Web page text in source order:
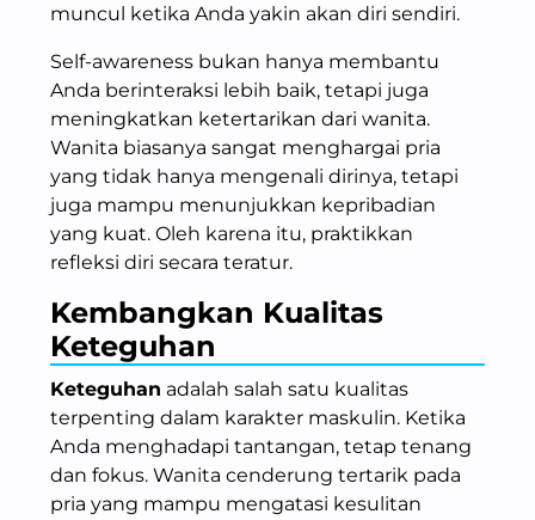
muncul ketika Anda yakin akan diri sendiri.
Self-awareness bukan hanya membantu
Anda berinteraksi lebih baik, tetapi juga
meningkatkan ketertarikan dari wanita.
Wanita biasanya sangat menghargai pria
yang tidak hanya mengenali dirinya, tetapi
juga mampu menunjukkan kepribadian
yang kuat. Oleh karena itu, praktikkan
refleksi diri secara teratur.
Kembangkan Kualitas
Keteguhan
Keteguhan adalah salah satu kualitas
terpenting dalam karakter maskulin. Ketika
Anda menghadapi tantangan, tetap tenang
dan fokus. Wanita cenderung tertarik pada
pria yang mampu mengatasi kesulitan